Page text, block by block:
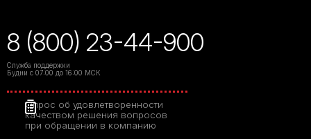
8 (800) 23-44-900
Служба поддержки
Будни с 07:00 до 16:00 МСК
Опрос об удовлетворенности
качеством решения вопросов
при обращении в компанию